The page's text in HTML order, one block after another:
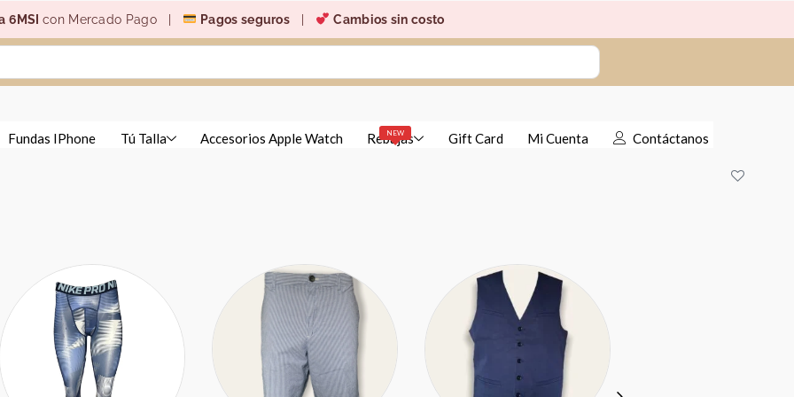
6MSIcon Mercado Pago | Pagos seguros Cambios sin costo
Fundas IPhone Tú Talla Accesorios Apple Watch NEW
Rebajas Gift Card Mi Cuenta Contáctanos